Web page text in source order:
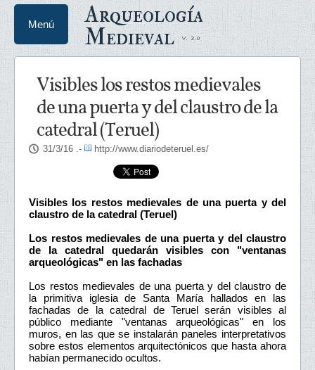
Arqueología
Medieval
Menú
Visibles los restos medievales
de una puerta y del claustro de la
catedral (Teruel)
31/3/16 .- http://www.diariodeteruel.es/
Visibles los restos medievales de una puerta y del
claustro de la catedral (Teruel)
Los restos medievales de una puerta y del claustro
de la catedral quedarán visibles con "ventanas
arqueológicas" en las fachadas
Los restos medievales de una puerta y del claustro de
la primitiva iglesia de Santa María hallados en las
fachadas de la catedral de Teruel serán visibles al
público mediante "ventanas arqueológicas" en los
muros, en las que se instalarán paneles interpretativos
sobre estos elementos arquitectónicos que hasta ahora
habían permanecido ocultos.